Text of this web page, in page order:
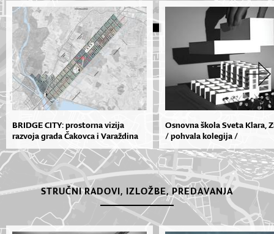
BRIDGE CITY: prostorna vizija
razvoja grada Čakovca i Varaždina
Osnovna škola Sveta Klara,
/ pohvala kolegija /
STRUČNI RADOVI, IZLOŽBE, PREDAVANJA